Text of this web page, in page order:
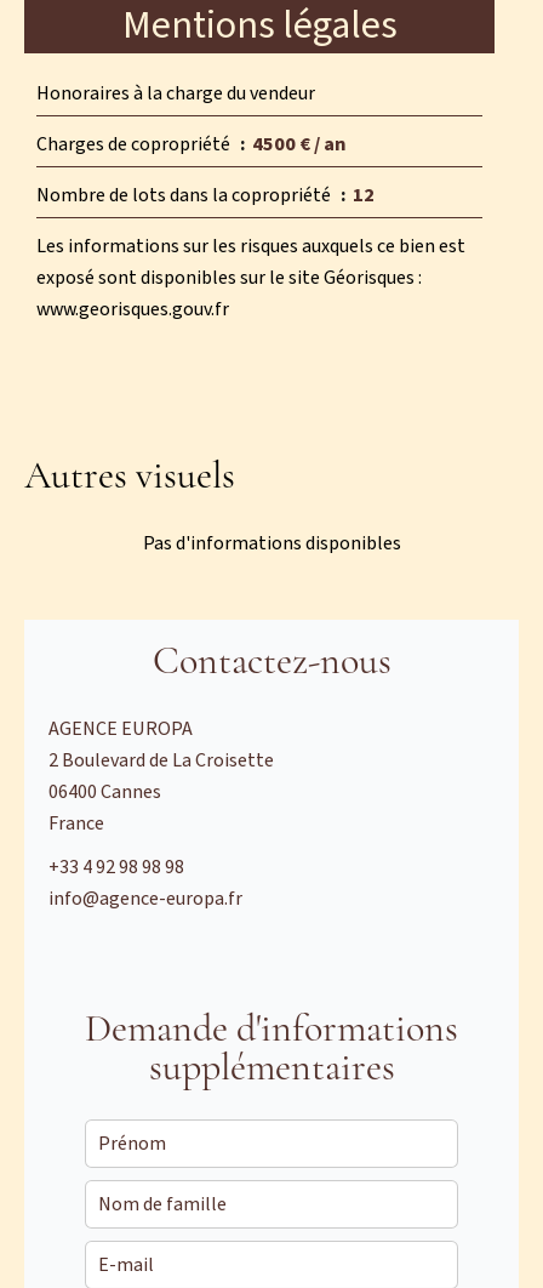
Mentions légales
Honoraires à la charge du vendeur
Charges de copropriété
4500 € / an
Nombre de lots dans la copropriété
12
Les informations sur les risques auxquels ce bien est
exposé sont disponibles sur le site Géorisques :
www.georisques.gouv.fr
Autres visuels
Pas d'informations disponibles
Contactez-nous
AGENCE EUROPA
2 Boulevard de La Croisette
06400Cannes
France
+33 4 92 98 98 98
info@agence-europa.fr
Demande d'informations
supplémentaires